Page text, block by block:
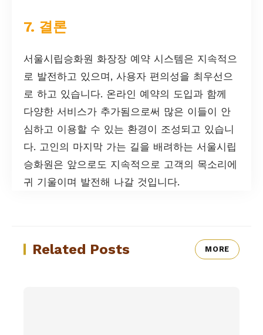
7. 결론
서울시립승화원 화장장 예약 시스템은 지속적으
로 발전하고 있으며, 사용자 편의성을 최우선으
로 하고 있습니다. 온라인 예약의 도입과 함께
다양한 서비스가 추가됨으로써 많은 이들이 안
심하고 이용할 수 있는 환경이 조성되고 있습니
다. 고인의 마지막 가는 길을 배려하는 서울시립
승화원은 앞으로도 지속적으로 고객의 목소리에
귀 기울이며 발전해 나갈 것입니다.
Related Posts MORE